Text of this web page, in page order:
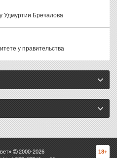
Удмуртии Бречалова
у правительства
2000-2026
18+